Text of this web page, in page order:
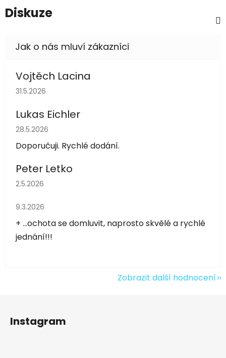
Diskuze
Vojtěch Lacina
Hodnocení obchodu je 5 z 5 hvězdiček.
31.5.2026
Lukas Eichler
Hodnocení obchodu je 5 z 5 hvězdiček.
28.5.2026
Doporučuji. Rychlé dodání.
Peter Letko
Hodnocení obchodu je 5 z 5 hvězdiček.
2.5.2026
Hodnocení obchodu je 5 z 5 hvězdiček.
9.3.2026
+ ...ochota se domluvit, naprosto skvělé a rychlé
jednání!!!
Zobrazit další hodnocení
Instagram